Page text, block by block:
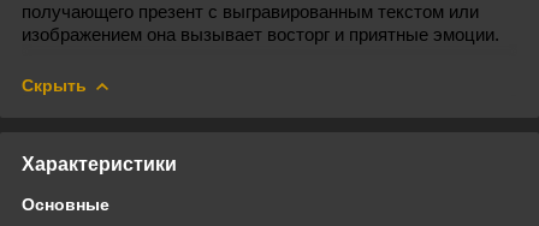
получающего презент с выгравированным текстом или
изображением она вызывает восторг и приятные эмоции.
Скрыть
Характеристики
Основные